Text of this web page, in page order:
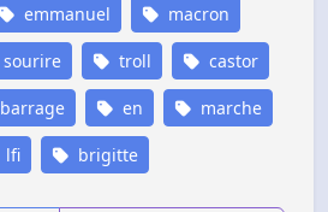
emmanuel macron
sourire troll castor
barrage en marche
lfi brigitte